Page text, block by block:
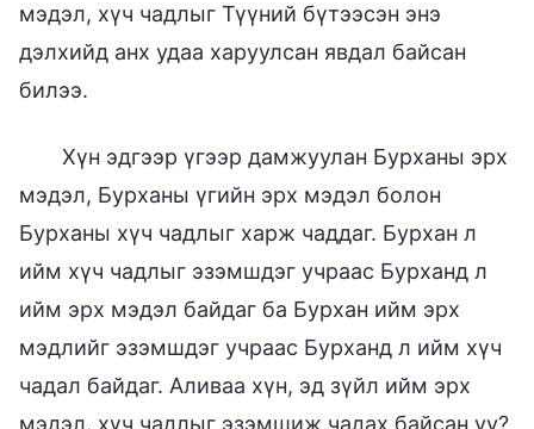
мэдэл, хүч чадлыг Түүний бүтээсэн энэ
дэлхийд анх удаа харуулсан явдал байсан
билээ.
Хүн эдгээр үгээр дамжуулан Бурханы эрх
мэдэл, Бурханы үгийн эрх мэдэл болон
Бурханы хүч чадлыг харж чаддаг. Бурхан л
ийм хүч чадлыг эзэмшдэг учраас Бурханд л
ийм эрх мэдэл байдаг ба Бурхан ийм эрх
мэдлийг эзэмшдэг учраас Бурханд л ийм хүч
чадал байдаг. Аливаа хүн, эд зүйл ийм эрх
мэдэл, хүч чадлыг эзэмшиж чадах байсан уу?